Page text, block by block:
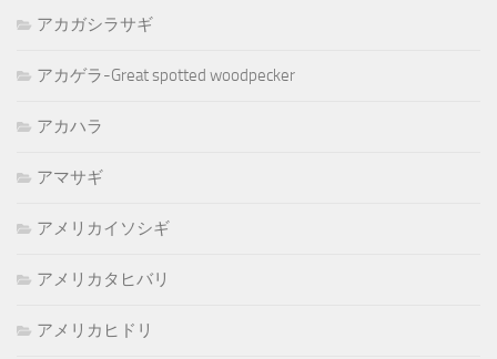
アカガシラサギ
アカゲラ-Great spotted woodpecker
アカハラ
アマサギ
アメリカイソシギ
アメリカタヒバリ
アメリカヒドリ